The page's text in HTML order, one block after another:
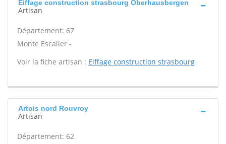
Eiffage construction strasbourg Oberhausbergen
Artisan
Département: 67
Monte Escalier -
Voir la fiche artisan : Eiffage construction strasbourg
Artois nord Rouvroy
Artisan
Département: 62